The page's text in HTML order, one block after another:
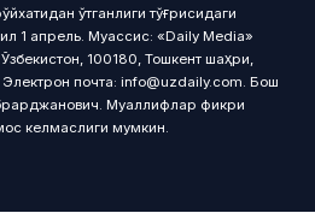
ўтганлиги тўғрисидаги
1 апрель. Муассис: «Daily Media»
100180, Тошкент шаҳри,
почта: info@uzdaily.com. Бош
Муаллифлар фикри
келмаслиги мумкин.